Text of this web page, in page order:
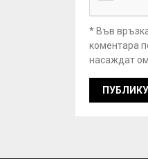
* Във
коментара
насаждат